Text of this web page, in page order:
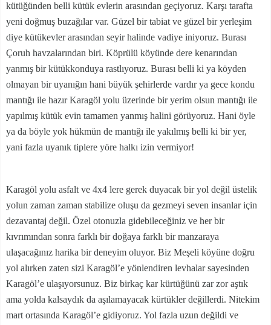
kütüğünden belli kütük evlerin arasından geçiyoruz. Karşı tarafta
yeni doğmuş buzağılar var. Güzel bir tabiat ve güzel bir yerleşim
diye kütükevler arasından seyir halinde vadiye iniyoruz. Burası
Çoruh havzalarından biri. Köprülü köyünde dere kenarından
yanmış bir kütükkonduya rastlıyoruz. Burası belli ki ya köyden
olmayan bir uyanığın hani büyük şehirlerde vardır ya gece kondu
mantığı ile hazır Karagöl yolu üzerinde bir yerim olsun mantığı ile
yapılmış kütük evin tamamen yanmış halini görüyoruz. Hani öyle
ya da böyle yok hükmün de mantığı ile yakılmış belli ki bir yer,
yani fazla uyanık tiplere yöre halkı izin vermiyor!
Karagöl yolu asfalt ve 4x4 lere gerek duyacak bir yol değil üstelik
yolun zaman zaman stabilize oluşu da gezmeyi seven insanlar için
dezavantaj değil. Özel otonuzla gidebileceğiniz ve her bir
kıvrımından sonra farklı bir doğaya farklı bir manzaraya
ulaşacağınız harika bir deneyim oluyor. Biz Meşeli köyüne doğru
yol alırken zaten sizi Karagöl’e yönlendiren levhalar sayesinden
Karagöl’e ulaşıyorsunuz. Biz birkaç kar kürtüğünü zar zor aştık
ama yolda kalsaydık da aşılamayacak kürtükler değillerdi. Nitekim
mart ortasında Karagöl’e gidiyoruz. Yol fazla uzun değildi ve